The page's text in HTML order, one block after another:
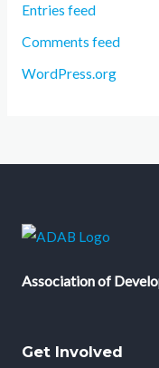
Entries feed
Comments feed
WordPress.org
Association of
Get Involved